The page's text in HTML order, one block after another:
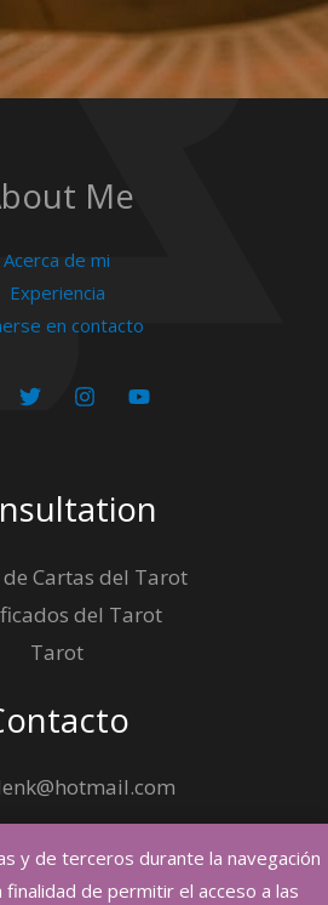
y de terceros durante la navegación
de permitir el acceso a las
Me
Acerca de mi
Experiencia
en contacto
Cartas del Tarot
del Tarot
Tarot